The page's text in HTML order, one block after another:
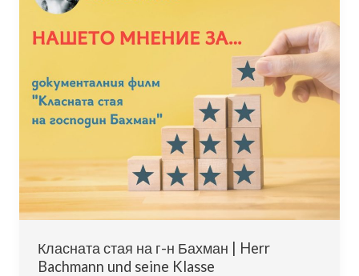
Класната стая на г-н Бахман | Herr
Bachmann und seine Klasse